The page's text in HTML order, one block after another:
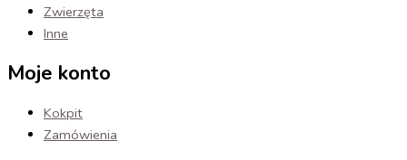
Zwierzęta
Inne
Moje konto
Kokpit
Zamówienia